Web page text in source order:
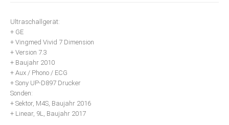
Ultraschallgerät:
+ GE
+ Vingmed Vivid 7 Dimension
+ Version 7.3
+ Baujahr 2010
+ Aux / Phono / ECG
+ Sony UP-D897 Drucker
Sonden:
+ Sektor, M4S, Baujahr 2016
+ Linear, 9L, Baujahr 2017